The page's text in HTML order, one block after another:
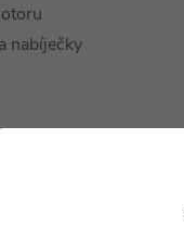
nabíječky